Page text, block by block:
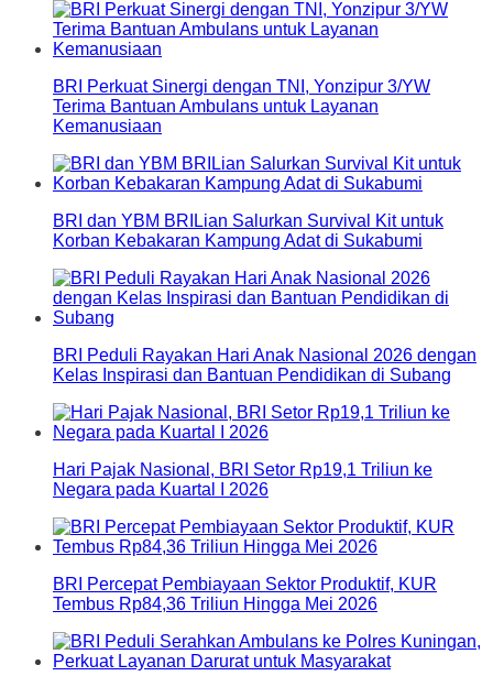
BRI Perkuat Sinergi dengan TNI, Yonzipur 3/YW
Terima Bantuan Ambulans untuk Layanan
Kemanusiaan
BRI dan YBM BRILian Salurkan Survival Kit untuk
Korban Kebakaran Kampung Adat di Sukabumi
BRI Peduli Rayakan Hari Anak Nasional 2026 dengan
Kelas Inspirasi dan Bantuan Pendidikan di Subang
Hari Pajak Nasional, BRI Setor Rp19,1 Triliun ke
Negara pada Kuartal I 2026
BRI Percepat Pembiayaan Sektor Produktif, KUR
Tembus Rp84,36 Triliun Hingga Mei 2026